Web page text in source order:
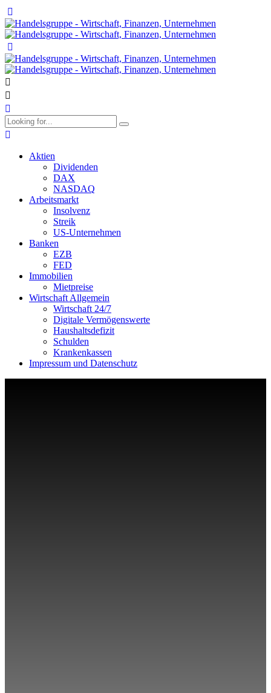
Aktien
Dividenden
DAX
NASDAQ
Arbeitsmarkt
Insolvenz
Streik
US-Unternehmen
Banken
EZB
FED
Immobilien
Mietpreise
Wirtschaft Allgemein
Wirtschaft 24/7
Digitale Vermögenswerte
Haushaltsdefizit
Schulden
Krankenkassen
Impressum und Datenschutz